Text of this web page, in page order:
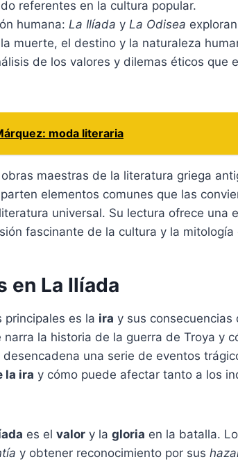
referentes en la cultura popular.
humana: La Ilíada y La Odisea
muerte, el destino y la naturaleza
de los valores y dilemas éticos que
moda literaria
maestras de la literatura griega
elementos comunes que las
universal. Su lectura ofrece una
fascinante de la cultura y la mitología
en La Ilíada
principales es la ira y sus consecuencias
la historia de la guerra de Troya y
una serie de eventos
la ira y cómo puede afectar tanto a los
es el valor y la gloria en la batalla.
y obtener reconocimiento por sus